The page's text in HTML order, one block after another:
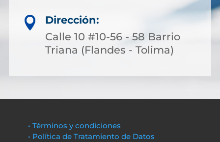

Dirección:
Calle 10 #10-56 - 58 Barrio
Triana (Flandes - Tolima)
• Términos y condiciones
• Política de Tratamiento de Datos